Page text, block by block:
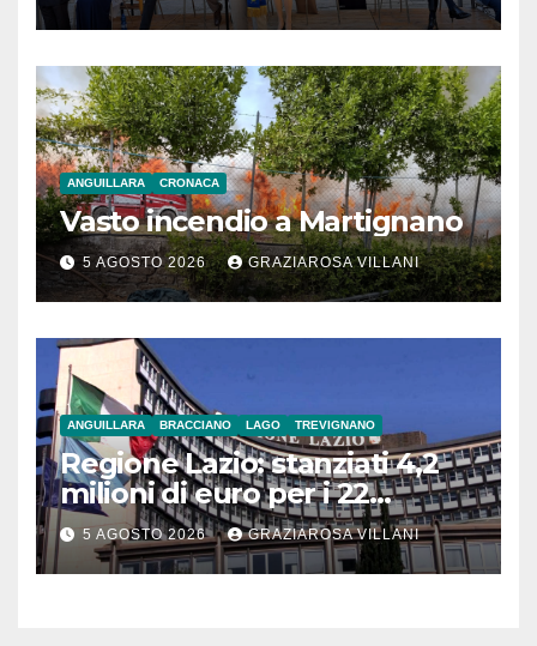
ANGUILLARA CRONACA
Vasto incendio a Martignano
5 AGOSTO 2026 GRAZIAROSA VILLANI
ANGUILLARA BRACCIANO LAGO TREVIGNANO
Regione Lazio: stanziati 4,2
milioni di euro per i 22
Comuni dell’Etruria
Meridionale
5 AGOSTO 2026 GRAZIAROSA VILLANI